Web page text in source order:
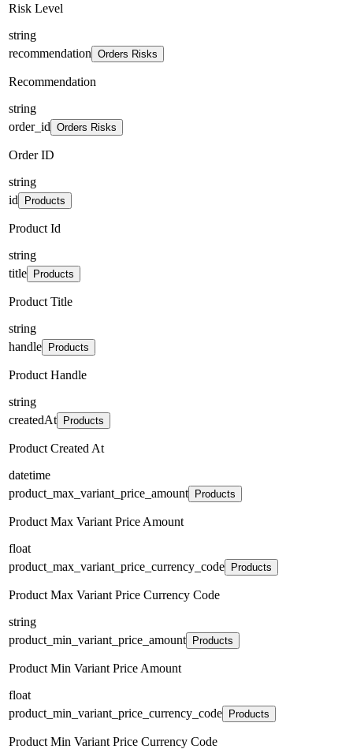
Risk Level
string
recommendation Orders Risks
Recommendation
string
order_id Orders Risks
Order ID
string
id
Products
Product Id
string
title
Products
Product Title
string
handle
Products
Product Handle
string
createdAt
Products
Product Created At
datetime
product_max_variant_price_amount
Products
Product Max Variant Price Amount
float
product_max_variant_price_currency_code
Products
Product Max Variant Price Currency Code
string
product_min_variant_price_amount
Products
Product Min Variant Price Amount
float
product_min_variant_price_currency_code
Products
Product Min Variant Price Currency Code